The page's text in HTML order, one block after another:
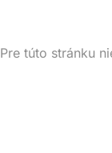
Pre túto stránku